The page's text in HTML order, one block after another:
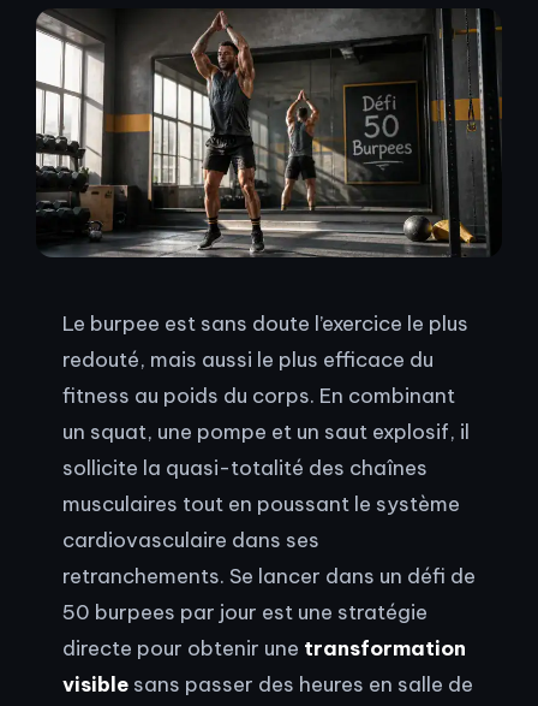
Le burpee est sans doute l’exercice le plus
redouté, mais aussi le plus efficace du
fitness au poids du corps. En combinant
un squat, une pompe et un saut explosif, il
sollicite la quasi-totalité des chaînes
musculaires tout en poussant le système
cardiovasculaire dans ses
retranchements. Se lancer dans un défi de
50 burpees par jour est une stratégie
directe pour obtenir une transformation
visible sans passer des heures en salle de